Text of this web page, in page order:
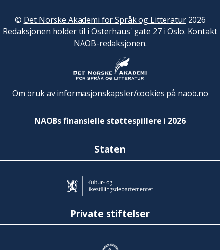
© Det Norske Akademi for Språk og Litteratur2026
Redaksjonen holder til i Osterhaus' gate 27 i Oslo. Kontakt
NAOB-redaksjonen.
Om bruk av informasjonskapsler/cookies på naob.no
NAOBs finansielle støttespillere i 2026
Staten
Private stiftelser